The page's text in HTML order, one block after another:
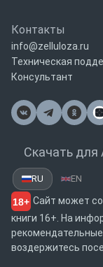
Контакты
info@zelluloza.ru
Техническая
Консультант
Скачать для
RU EN
18+ Сайт может
книги 16+. На
рекомендательные
воздержитесь